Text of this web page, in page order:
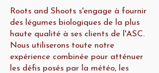
Roots and Shoots s'engage à fournir
des légumes biologiques de la plus
haute qualité à ses clients de l'ASC.
Nous utiliserons toute notre
expérience combinée pour atténuer
les défis posés par la météo, les